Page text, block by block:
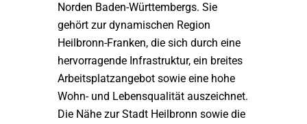
Norden Baden-Württembergs. Sie
gehört zur dynamischen Region
Heilbronn-Franken, die sich durch eine
hervorragende Infrastruktur, ein breites
Arbeitsplatzangebot sowie eine hohe
Wohn- und Lebensqualität auszeichnet.
Die Nähe zur Stadt Heilbronn sowie die